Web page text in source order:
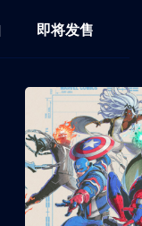
即将发售